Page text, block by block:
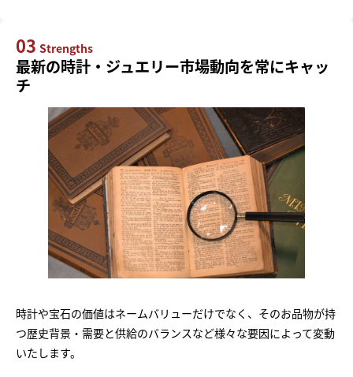
03 Strengths
最新の時計・ジュエリー市場動向を常にキャッ
チ
時計や宝石の価値はネームバリューだけでなく、そのお品物が持
つ歴史背景・需要と供給のバランスなど様々な要因によって変動
いたします。